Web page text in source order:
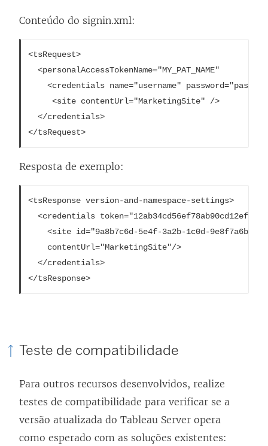
b
r
v
a
j
Conteúdo do signin.xml:
<tsRequest>
  <personalAccessTokenName="MY_PAT_NAME"
  </credentials>
</tsRequest>
Resposta de exemplo:
<tsResponse version-and-namespace-settings>
<credentials
  </credentials>
</tsResponse>
Teste de compatibilidade
Para outros recursos desenvolvidos, realize
testes de compatibilidade para verificar se a
versão atualizada do Tableau Server opera
como esperado com as soluções existentes: